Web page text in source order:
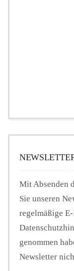
Mit Absenden
Sie unseren
regelmäßige
genommen
Newsletter